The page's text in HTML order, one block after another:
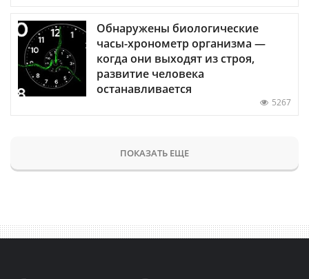
Обнаружены биологические
часы-хронометр организма —
когда они выходят из строя,
развитие человека
останавливается
5267
ПОКАЗАТЬ ЕЩЕ